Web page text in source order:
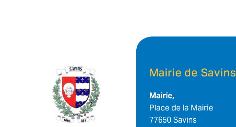
Mairie de Savins
Mairie,
Place de la Mairie
77650 Savins